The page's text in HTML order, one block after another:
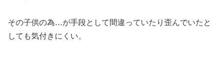
その子供の為…が手段として間違っていたり歪んでいたと
しても気付きにくい。